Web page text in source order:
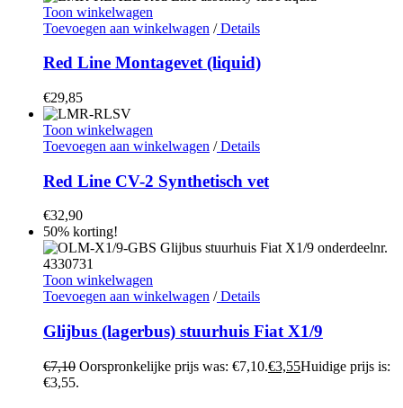
Toon winkelwagen
Toevoegen aan winkelwagen /Details
Red Line Montagevet (liquid)
€29,85
Toon winkelwagen
Toevoegen aan winkelwagen /Details
Red Line CV-2 Synthetisch vet
€32,90
50% korting!
Toon winkelwagen
Toevoegen aan winkelwagen /Details
Glijbus (lagerbus) stuurhuis Fiat X1/9
€7,10 Oorspronkelijke prijs was: €7,10.€3,55Huidige prijs is:
€3,55.